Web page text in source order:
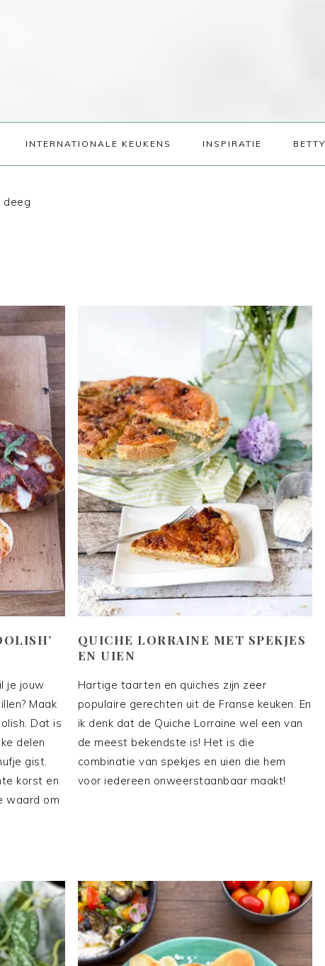
INTERNATIONALE KEUKENS INSPIRATIE BETTY
je jouw
Maak
Dat is
delen
gist.
korst en
waard om
QUICHE LORRAINE MET SPEKJES
EN UIEN
Hartige taarten en quiches zijn zeer
populaire gerechten uit de Franse keuken. En
ik denk dat de Quiche Lorraine wel een van
de meest bekendste is! Het is die
combinatie van spekjes en uien die hem
voor iedereen onweerstaanbaar maakt!